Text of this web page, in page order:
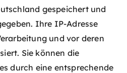
gespeichert und
Ihre IP-Adresse
und vor deren
Sie können die
durch eine entsprechende